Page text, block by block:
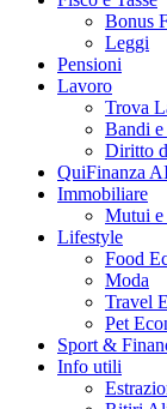
Bonus
Leggi
Pensioni
Lavoro
Trova
Bandi
Diritto
QuiFinanza
Immobiliare
Mutui e
Lifestyle
Food
Moda
Travel
Pet
Sport &
Info utili